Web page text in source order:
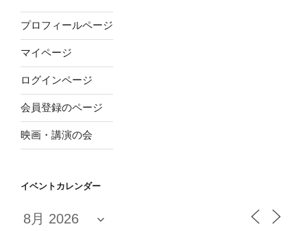
プロフィールページ
マイページ
ログインページ
会員登録のページ
映画・講演の会
イベントカレンダー